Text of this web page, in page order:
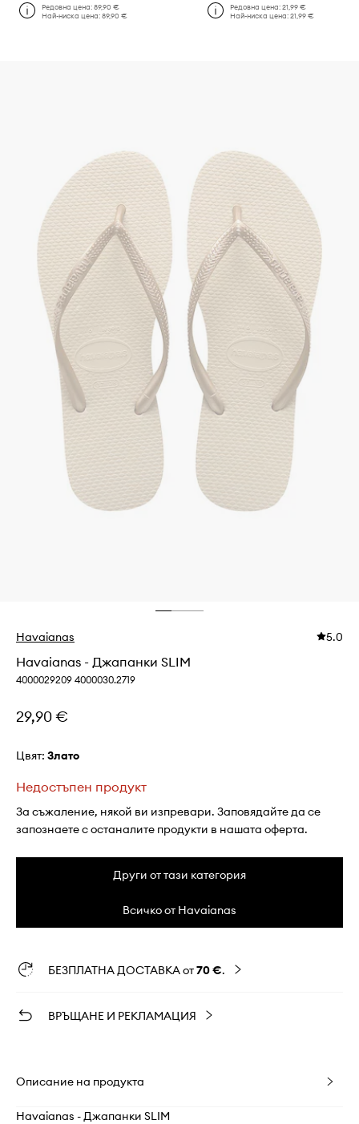
Редовна цена:89,90 €
Най-ниска цена:89,90 €
Редовна цена: 21,99 €
Най-ниска цена: 21,99 €
Havaianas 5.0
Havaianas - Джапанки SLIM
4000029209 4000030.2719
29,90 €
Цвят: злато
Недостъпен продукт
За съжаление, някой ви изпревари. Заповядайте да се
запознаете с останалите продукти в нашата оферта.
Други от тази категория
Всичко от Havaianas
БЕЗПЛАТНА ДОСТАВКА от70 €.
ВРЪЩАНЕ И РЕКЛАМАЦИЯ
Описание на продукта
Havaianas - Джапанки SLIM